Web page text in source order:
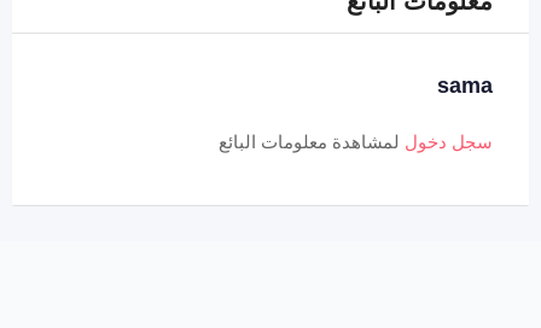
sama
سجل دخول لمشاهدة معلومات البائع